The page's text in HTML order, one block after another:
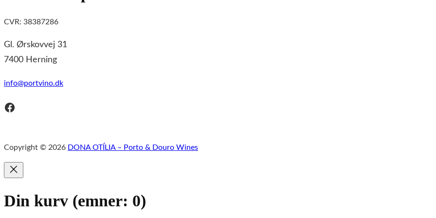
CVR: 38387286
Gl. Ørskovvej 31
7400 Herning
info@portvino.dk
Facebook
Copyright © 2026 DONA OTÍLIA – Porto & Douro Wines
Din kurv (emner: 0)